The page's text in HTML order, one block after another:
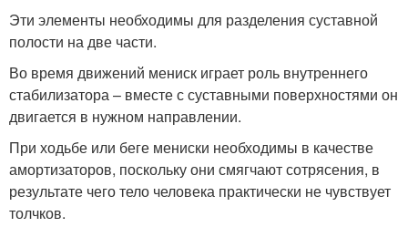
Эти элементы необходимы для разделения суставной
полости на две части.
Во время движений мениск играет роль внутреннего
стабилизатора – вместе с суставными поверхностями он
двигается в нужном направлении.
При ходьбе или беге мениски необходимы в качестве
амортизаторов, поскольку они смягчают сотрясения, в
результате чего тело человека практически не чувствует
толчков.